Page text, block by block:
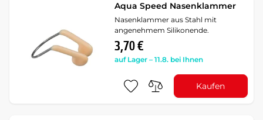
Aqua Speed Nasenklammer
Nasenklammer aus Stahl mit
angenehmem Silikonende.
3,70 €
auf Lager – 11.8. bei Ihnen
Kaufen